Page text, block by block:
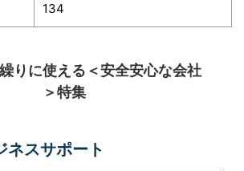
134
りに使える＜安全安心な会社
＞特集
ネスサポート